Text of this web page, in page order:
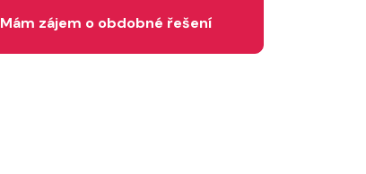
Mám zájem o obdobné řešení